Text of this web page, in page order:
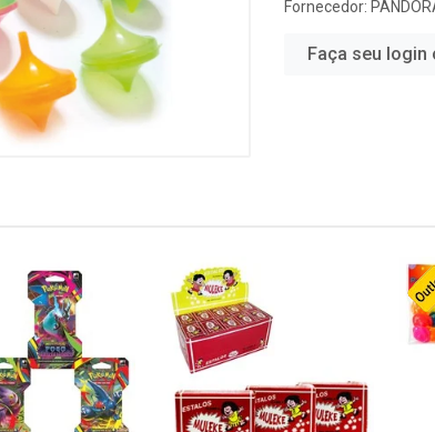
Fornecedor:
Faça seu login